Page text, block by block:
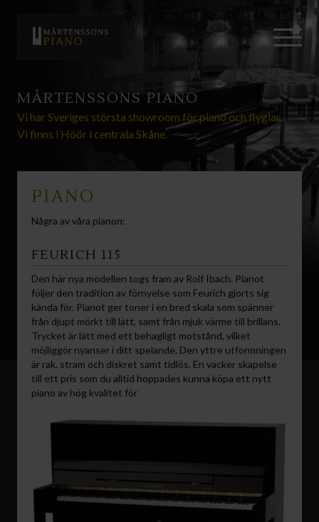
MÅRTENSSONS PIANO
Vi har Sveriges största showroom för piano och flyglar.
Vi finns i Höör i centrala Skåne.
PIANO​
Några av våra pianon:
FEURICH 115
Den här nya modellen togs fram av Rolf Ibach. Pianot
följer den tradition av förnyelse som Feurich gjorts sig
kända för. Pianot ger toner i en bred skala som spänner
från djupt mörkt till lätt, samt från mjuk värme till brillans.
Trycket är lätt med ett behagligt motstånd, vilket
möjliggör nyanser i ditt spelande. Den yttre utformningen
är rak, stram och diskret samt tidlös. En vacker skapelse
till ett pris som du alltid hoppades kunna köpa ett nytt
piano av hög kvalitet för